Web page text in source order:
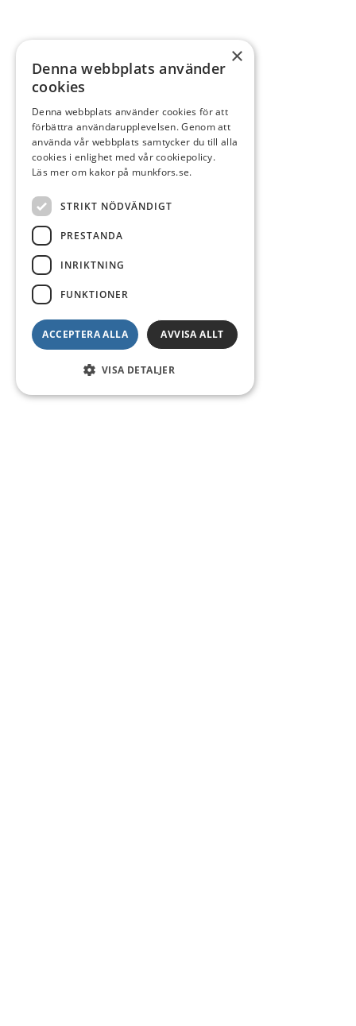
×
Denna webbplats använder
cookies
Denna webbplats använder cookies för att
förbättra användarupplevelsen. Genom att
använda vår webbplats samtycker du till alla
cookies i enlighet med vår cookiepolicy.
Läs mer om kakor på munkfors.se.
STRIKT NÖDVÄNDIGT
PRESTANDA
INRIKTNING
FUNKTIONER
ACCEPTERA ALLA AVVISA ALLT
VISA DETALJER